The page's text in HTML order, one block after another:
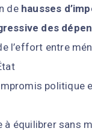
de hausses
des
l’effort entre
politique
équilibrer sans